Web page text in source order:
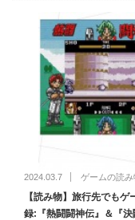
2024.03.7 ゲームの読み
【読み物】旅行先でも
録:『熱闘闘神伝』＆『